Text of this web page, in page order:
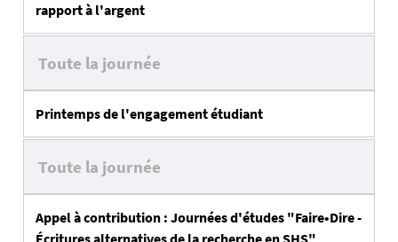
rapport à l'argent
Toute la journée
Printemps de l'engagement étudiant
Toute la journée
Appel à contribution : Journées d'études "Faire•Dire -